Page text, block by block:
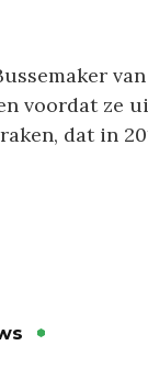
voordat ze
dat in